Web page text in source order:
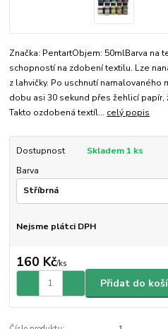
Značka: PentartObjem: 50mlBarva na
schopností na zdobení textilu. Lze
z lahvičky. Po uschnutí
dobu asi 30 sekund přes žehlicí papír,
Takto ozdobená textíl... celý popis
Dostupnost
Skladem 1 ks
Barva
Nejsme plátci DPH
160 Kč/ks
Přidat do